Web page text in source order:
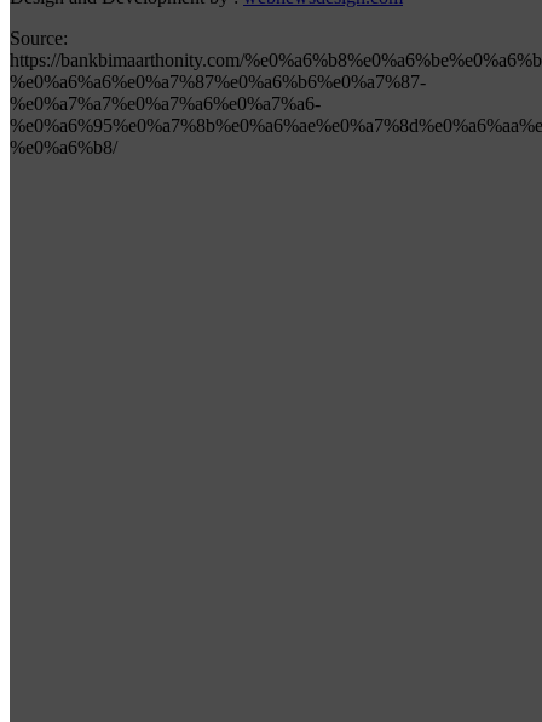
Source:
https://bankbimaarthonity.com/
%e0%a6%a6%e0%a7%87%e0%a6%b6%e0%a7%87-
%e0%a7%a7%e0%a7%a6%e0%a7%a6-
%e0%a6%b8/